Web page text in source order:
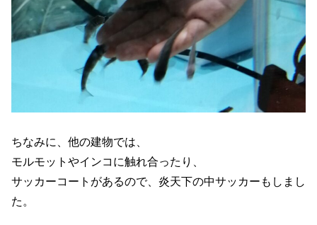
ちなみに、他の建物では、
モルモットやインコに触れ合ったり、
サッカーコートがあるので、炎天下の中サッカーもしまし
た。